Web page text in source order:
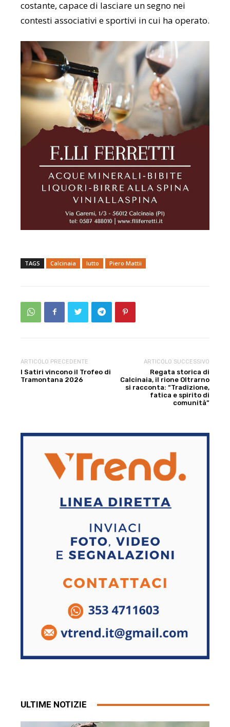
costante, capace di lasciare un segno nei
contesti associativi e sportivi in cui ha operato.
TAGS Calcinaia lutto Piero Mattii
ARTICOLO PRECEDENTE
I Satiri vincono il Trofeo di
Tramontana 2026
ARTICOLO SUCCESSIVO
Regata storica di
Calcinaia, il rione Oltrarno
si racconta: “Tradizione,
fatica e spirito di
comunità”
ULTIME NOTIZIE